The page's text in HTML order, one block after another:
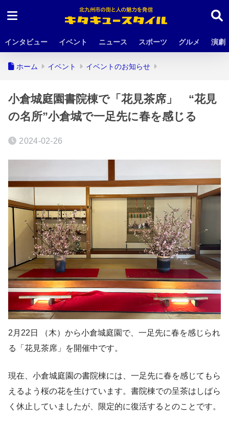
インタビュー イベント ニュース スポーツ グルメ 演劇
ホーム イベント イベントのお知らせ
小倉城庭園書院棟で「花見茶席」 “花見
の名所”小倉城で一足先に春を感じる
2024-02-26
2月22日 （木）から小倉城庭園で、一足先に春を感じられ
る「花見茶席」を開催中です。
現在、小倉城庭園の書院棟には、一足先に春を感じてもら
えるよう桜の花を生けています。書院棟での呈茶はしばら
く休止していましたが、限定的に復活するとのことです。